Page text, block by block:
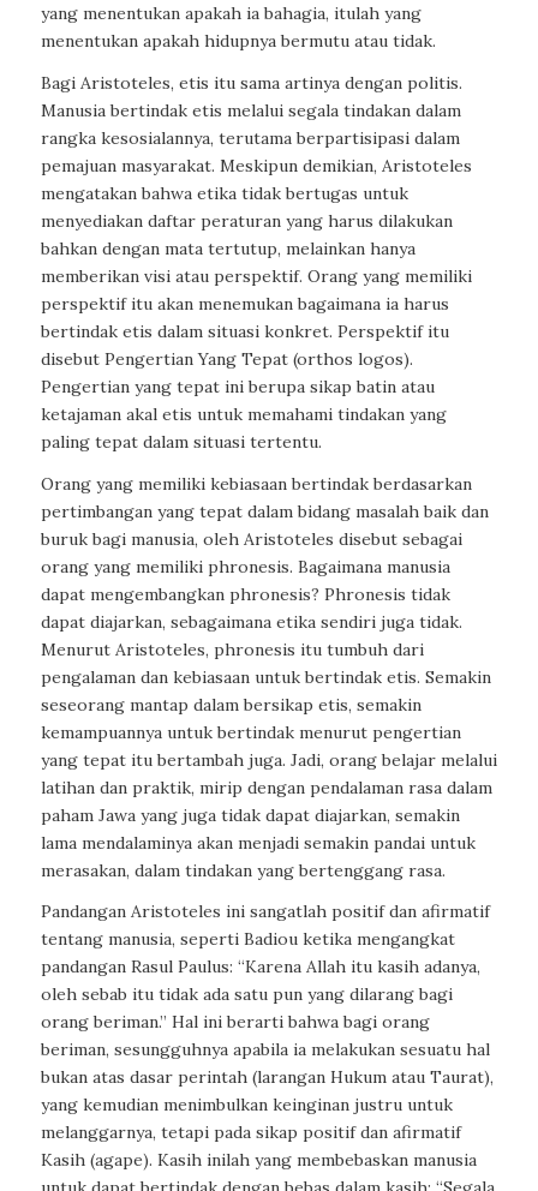
yang menentukan apakah ia bahagia, itulah yang
menentukan apakah hidupnya bermutu atau tidak.
Bagi Aristoteles, etis itu sama artinya dengan politis.
Manusia bertindak etis melalui segala tindakan dalam
rangka kesosialannya, terutama berpartisipasi dalam
pemajuan masyarakat. Meskipun demikian, Aristoteles
mengatakan bahwa etika tidak bertugas untuk
menyediakan daftar peraturan yang harus dilakukan
bahkan dengan mata tertutup, melainkan hanya
memberikan visi atau perspektif. Orang yang memiliki
perspektif itu akan menemukan bagaimana ia harus
bertindak etis dalam situasi konkret. Perspektif itu
disebut Pengertian Yang Tepat (orthos logos).
Pengertian yang tepat ini berupa sikap batin atau
ketajaman akal etis untuk memahami tindakan yang
paling tepat dalam situasi tertentu.
Orang yang memiliki kebiasaan bertindak berdasarkan
pertimbangan yang tepat dalam bidang masalah baik dan
buruk bagi manusia, oleh Aristoteles disebut sebagai
orang yang memiliki phronesis. Bagaimana manusia
dapat mengembangkan phronesis? Phronesis tidak
dapat diajarkan, sebagaimana etika sendiri juga tidak.
Menurut Aristoteles, phronesis itu tumbuh dari
pengalaman dan kebiasaan untuk bertindak etis. Semakin
seseorang mantap dalam bersikap etis, semakin
kemampuannya untuk bertindak menurut pengertian
yang tepat itu bertambah juga. Jadi, orang belajar melalui
latihan dan praktik, mirip dengan pendalaman rasa dalam
paham Jawa yang juga tidak dapat diajarkan, semakin
lama mendalaminya akan menjadi semakin pandai untuk
merasakan, dalam tindakan yang bertenggang rasa.
Pandangan Aristoteles ini sangatlah positif dan afirmatif
tentang manusia, seperti Badiou ketika mengangkat
pandangan Rasul Paulus: “Karena Allah itu kasih adanya,
oleh sebab itu tidak ada satu pun yang dilarang bagi
orang beriman.” Hal ini berarti bahwa bagi orang
beriman, sesungguhnya apabila ia melakukan sesuatu hal
bukan atas dasar perintah (larangan Hukum atau Taurat),
yang kemudian menimbulkan keinginan justru untuk
melanggarnya, tetapi pada sikap positif dan afirmatif
Kasih (agape). Kasih inilah yang membebaskan manusia